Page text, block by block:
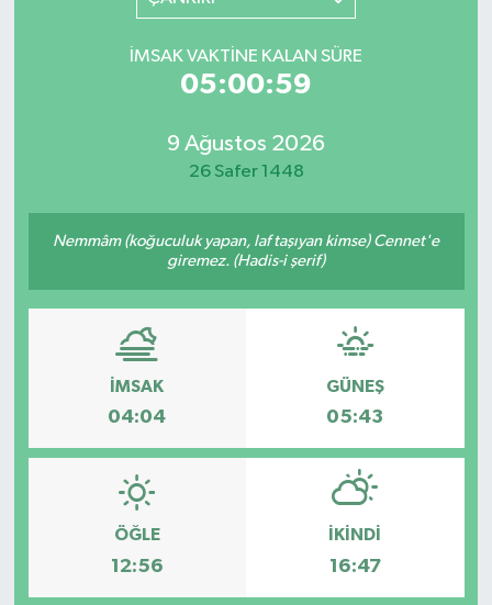
İMSAK VAKTINE KALAN SÜRE
05:00:59
9 Ağustos 2026
26 Safer 1448
Nemmâm (koğuculuk yapan, laf taşıyan kimse) Cennet'e
giremez. (Hadis-i şerif)
İMSAK
04:04
GÜNEŞ
05:43
ÖĞLE
12:56
İKINDI
16:47